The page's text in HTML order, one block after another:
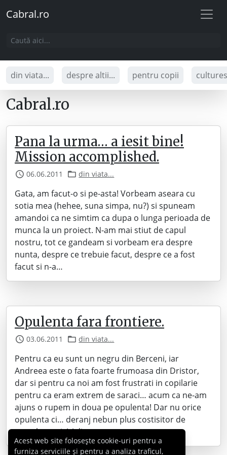
Cabral.ro
din viata... despre altii... pentru copii
Cabral.ro
Pana la urma… a iesit bine!
Mission accomplished.
06.06.2011 din viata...
Gata, am facut-o si pe-asta! Vorbeam aseara cu
sotia mea (hehee, suna simpa, nu?) si spuneam
amandoi ca ne simtim ca dupa o lunga perioada de
munca la un proiect. N-am mai stiut de capul
nostru, tot ce gandeam si vorbeam era despre
nunta, despre ce trebuie facut, despre ce a fost
facut si n-a…
Opulenta fara frontiere.
03.06.2011 din viata...
Pentru ca eu sunt un negru din Berceni, iar
Andreea este o fata foarte frumoasa din Dristor,
dar si pentru ca noi am fost frustrati in copilarie
pentru ca eram extrem de saraci… acum ca ne-am
ajuns o rupem in doua pe opulenta! Dar nu orice
opulenta ci… deranj nebun plus costisitor de
megalomanic! Adica…
Acest web site folosește cookie-uri pentru a
furniza serviciile și pentru a analiza traficul,